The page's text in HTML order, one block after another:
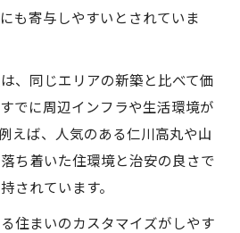
も寄与しやすいとされていま
、同じエリアの新築と比べて価
でに周辺インフラや生活環境が
えば、人気のある仁川高丸や山
ち着いた住環境と治安の良さで
されています。
住まいのカスタマイズがしやす